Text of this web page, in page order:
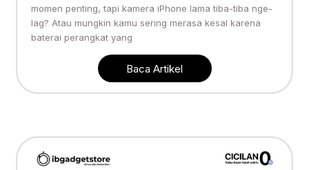
momen penting, tapi kamera iPhone lama tiba-tiba nge-
lag? Atau mungkin kamu sering merasa kesal karena
baterai perangkat yang
Baca Artikel